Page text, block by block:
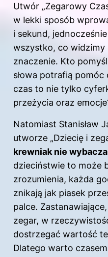
Utwór „Zegarowy
w lekki sposób
i sekund,
wszystko, co widzimy
znaczenie. Kto
słowa potrafią
czas to nie tylko
przeżycia oraz
Natomiast Stanisław
utworze „Dziecię i
krewniak nie wybacza
dzieciństwie to może
zrozumienia, każda
znikają jak piasek
palce.
zegar, w
dostrzegać wartość
Dlatego warto